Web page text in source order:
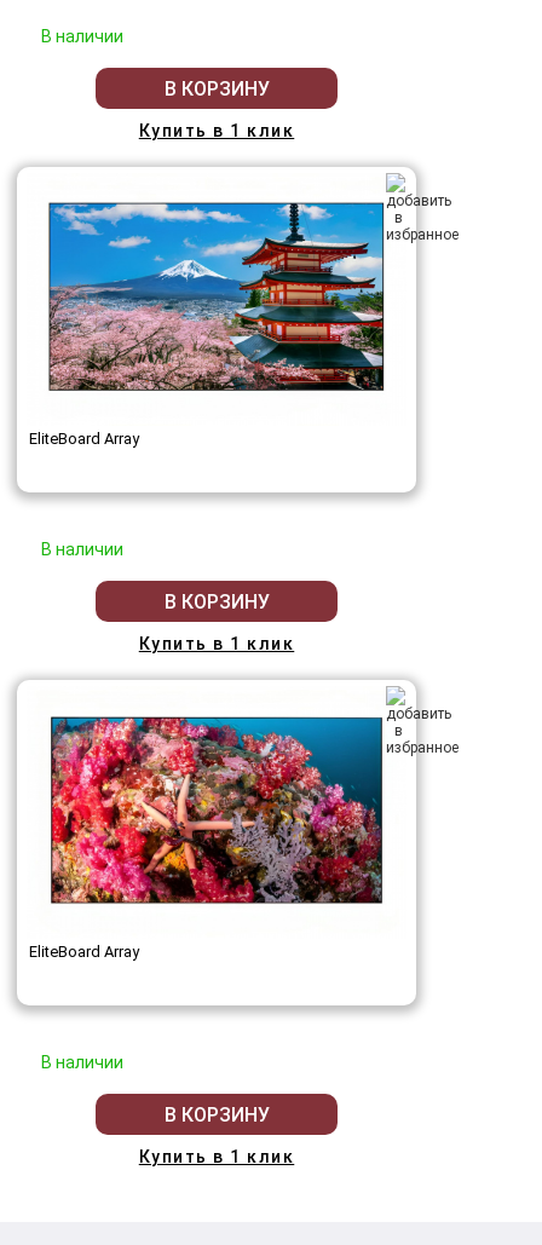
В наличии
В КОРЗИНУ
Купить в 1 клик
EliteBoard Array
В наличии
В КОРЗИНУ
Купить в 1 клик
EliteBoard Array
В наличии
В КОРЗИНУ
Купить в 1 клик